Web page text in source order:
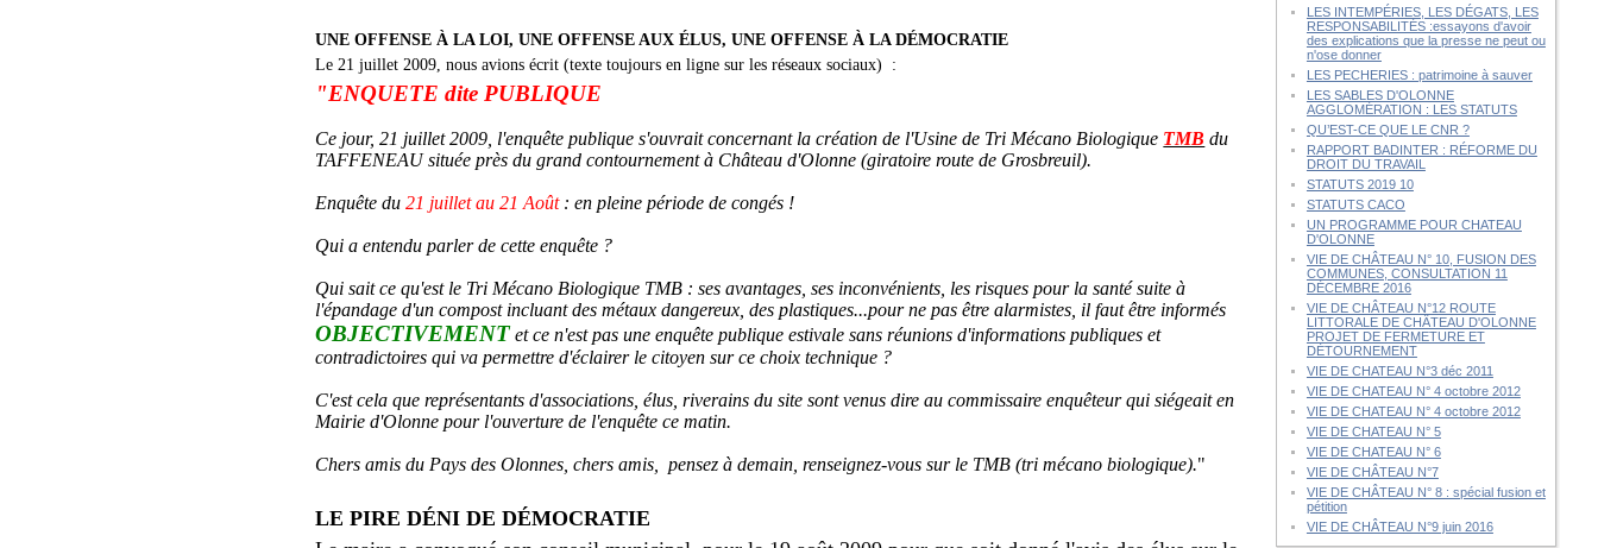
UNE OFFENSE À LA LOI, UNE OFFENSE AUX ÉLUS, UNE OFFENSE À LA DÉMOCRATIE
Le 21 juillet 2009, nous avions écrit (texte toujours en ligne sur les réseaux sociaux) :
"ENQUETE dite PUBLIQUE
Ce jour, 21 juillet 2009, l'enquête publique s'ouvrait concernant la création de l'Usine de Tri Mécano Biologique TMB du
TAFFENEAU située près du grand contournement à Château d'Olonne (giratoire route de Grosbreuil).
Enquête du21 juillet au 21 Août : en pleine période de congés !
Qui a entendu parler de cette enquête ?
Qui sait ce qu'est le Tri Mécano Biologique TMB : ses avantages, ses inconvénients, les risques pour la santé suite à
l'épandage d'un compost incluant des métaux dangereux, des plastiques...pour ne pas être alarmistes, il faut être informés
OBJECTIVEMENT et ce n'est pas une enquête publique estivale sans réunions d'informations publiques et
contradictoires qui va permettre d'éclairer le citoyen sur ce choix technique ?
C'est cela que représentants d'associations, élus, riverains du site sont venus dire au commissaire enquêteur qui siégeait en
Mairie d'Olonne pour l'ouverture de l'enquête ce matin.
Chers amis du Pays des Olonnes, chers amis, pensez à demain, renseignez-vous sur le TMB (tri mécano biologique)."
LE PIRE DÉNI DE DÉMOCRATIE
LES INTEMPÉRIES, LES DÉGATS, LES
RESPONSABILITÉS :essayons d'avoir
des explications que la presse ne peut ou
n'ose donner
LES PECHERIES : patrimoine à sauver
LES SABLES D'OLONNE
AGGLOMÉRATION : LES STATUTS
QU’EST-CE QUE LE CNR ?
RAPPORT BADINTER : RÉFORME DU
DROIT DU TRAVAIL
STATUTS 2019 10
STATUTS CACO
UN PROGRAMME POUR CHATEAU
D'OLONNE
VIE DE CHÂTEAU N° 10, FUSION DES
COMMUNES, CONSULTATION 11
DÉCEMBRE 2016
VIE DE CHÂTEAU N°12 ROUTE
LITTORALE DE CHÂTEAU D'OLONNE
PROJET DE FERMETURE ET
DÉTOURNEMENT
VIE DE CHATEAU N°3 déc 2011
VIE DE CHATEAU N° 4 octobre 2012
VIE DE CHATEAU N° 4 octobre 2012
VIE DE CHATEAU N° 5
VIE DE CHATEAU N° 6
VIE DE CHÂTEAU N°7
VIE DE CHÂTEAU N° 8 : spécial fusion et
pétition
VIE DE CHÂTEAU N°9 juin 2016